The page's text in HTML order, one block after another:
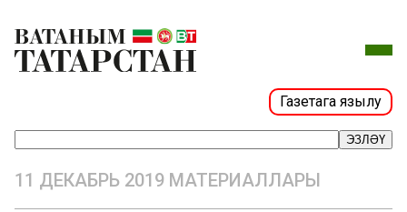
Газетага язылу
ЭЗЛӘҮ
11 ДЕКАБРЬ 2019 МАТЕРИАЛЛАРЫ